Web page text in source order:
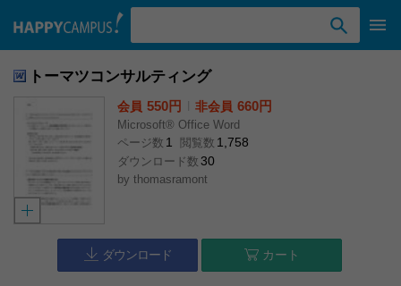
トーマツコンサルティング
会員 550円 非会員 660円
Microsoft® Office Word
ページ数 1 閲覧数 1,758
ダウンロード数 30
by thomasramont
ダウンロード カート